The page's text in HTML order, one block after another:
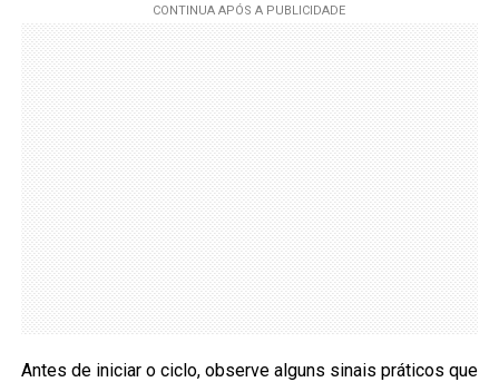
Antes de iniciar o ciclo, observe alguns sinais práticos que